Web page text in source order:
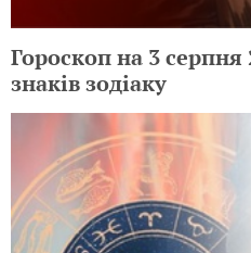
Гороскоп на 3 серпня
знаків зодіаку